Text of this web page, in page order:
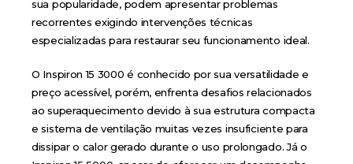
sua popularidade, podem apresentar problemas
recorrentes exigindo intervenções técnicas
especializadas para restaurar seu funcionamento ideal.
O Inspiron 15 3000 é conhecido por sua versatilidade e
preço acessível, porém, enfrenta desafios relacionados
ao superaquecimento devido à sua estrutura compacta
e sistema de ventilação muitas vezes insuficiente para
dissipar o calor gerado durante o uso prolongado. Já o